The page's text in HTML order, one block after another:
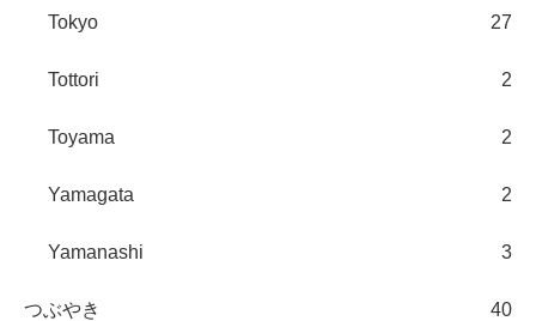
Tokyo 27
Tottori 2
Toyama 2
Yamagata 2
Yamanashi 3
つぶやき 40